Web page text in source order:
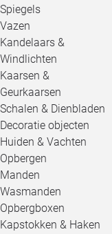
Spiegels
Vazen
Kandelaars &
Windlichten
Kaarsen &
Geurkaarsen
Schalen & Dienbladen
Decoratie objecten
Huiden & Vachten
Opbergen
Manden
Wasmanden
Opbergboxen
Kapstokken & Haken